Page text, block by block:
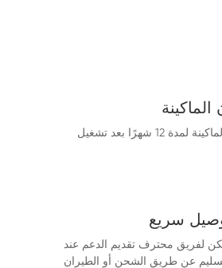
ضمان الماكينة لمدة 12 شهرًا بعد تشغيل
سريع
لفريق محترف تقديم الدعم عند
عن طريق الشحن أو الطيران